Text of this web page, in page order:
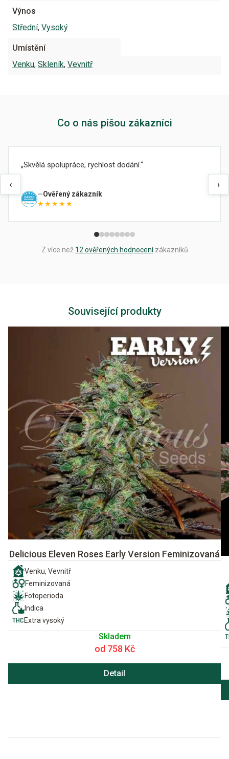
Výnos
Střední, Vysoký
Umístění
Venku, Skleník, Vevnitř
Co o nás píšou zákazníci
‹
Skvělá spolupráce, rychlost dodání.
Ověřený zákazník
★★★★★
›
Z více než 12 ověřených hodnocenízákazníků
Související produkty
Delicious Eleven Roses Early Version Feminizovaná
Venku, Vevnitř
Feminizovaná
Fotoperioda
Indica
Extra vysoký
Skladem
od 758 Kč
Detail